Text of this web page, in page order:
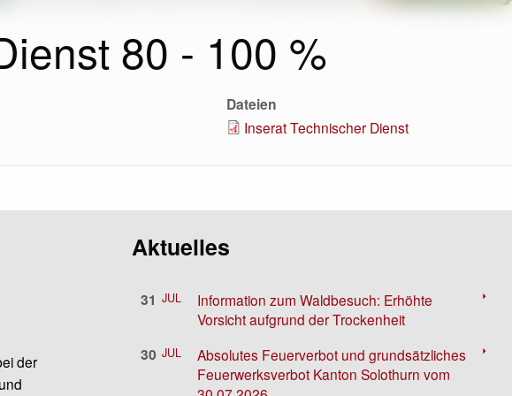
80 - 100 %
Dateien
Inserat Technischer Dienst
der
Aktuelles
31 JUL
Information zum Waldbesuch: Erhöhte
Vorsicht aufgrund der Trockenheit
arrow_right
30 JUL
Absolutes Feuerverbot und grundsätzliches
Feuerwerksverbot Kanton Solothurn vom
arrow_right